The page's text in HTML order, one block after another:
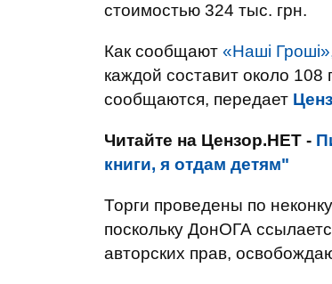
стоимостью 324 тыс. грн.
Как сообщают «Наші
каждой составит около
сообщаются, передает
Читайте на Цензор.НЕТ -
книги, я отдам детям"
Торги проведены по
поскольку ДонОГА
авторских прав,